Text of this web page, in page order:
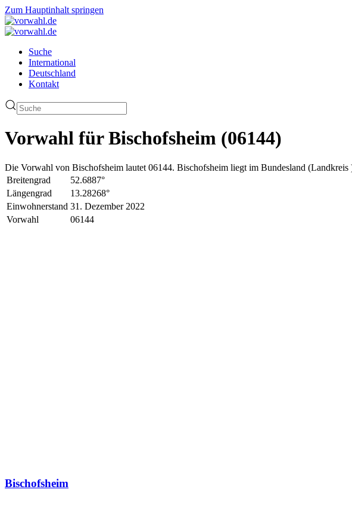
Zum Hauptinhalt springen
Suche
International
Deutschland
Kontakt
Vorwahl für Bischofsheim (06144)
Die Vorwahl von Bischofsheim lautet 06144. Bischofsheim liegt im Bundesland (Landkreis
Breitengrad
52.6887°
Längengrad
13.28268°
Einwohnerstand 31. Dezember 2022
Vorwahl
06144
Bischofsheim